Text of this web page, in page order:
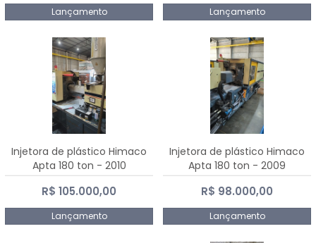
Lançamento Lançamento
Injetora de plástico Himaco
Apta 180 ton - 2010
R$ 105.000,00
Lançamento
Injetora de plástico Himaco
Apta 180 ton - 2009
R$ 98.000,00
Lançamento